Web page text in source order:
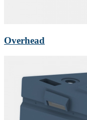
Overhead